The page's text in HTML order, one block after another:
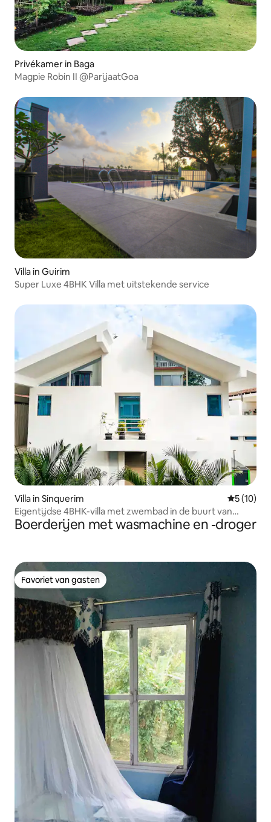
Privékamer in Baga
Magpie Robin II @ParijaatGoa
Villa in Guirim
Super Luxe 4BHK Villa met uitstekende service
Villa in Sinquerim
5 (10)
Eigentijdse 4BHK-villa met zwembad in de buurt van
Candolim
Boerderijen met wasmachine en -droger
Favoriet van gasten
Favoriet van gasten